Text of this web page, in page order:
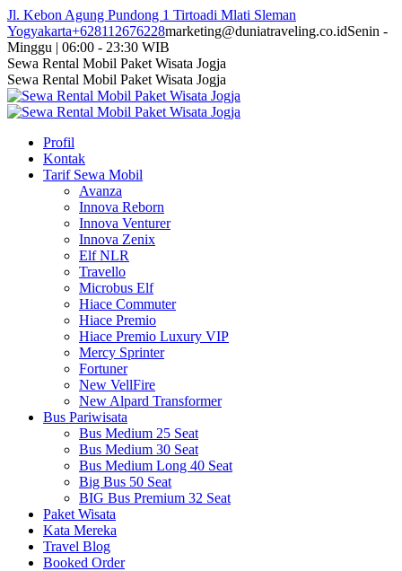
Skip
to
content
Jl. Kebon Agung Pundong 1 Tirtoadi Mlati Sleman
Yogyakarta+628112676228marketing@duniatraveling.co.idSenin -
Minggu | 06:00 - 23:30 WIB
Facebook
page
opens
in
window
Twitter
page
opens
in
window
Instagram
page
opens
in
window
YouTube
page
opens
in
window
Sewa Rental Mobil Paket Wisata Jogja
Sewa Rental Mobil Paket Wisata Jogja
Profil
Kontak
Tarif Sewa Mobil
Avanza
Innova Reborn
Innova Venturer
Innova Zenix
Elf NLR
Travello
Microbus Elf
Hiace Commuter
Hiace Premio
Hiace Premio Luxury VIP
Mercy Sprinter
Fortuner
New VellFire
New Alpard Transformer
Bus Pariwisata
Bus Medium 25 Seat
Bus Medium 30 Seat
Bus Medium Long 40 Seat
Big Bus 50 Seat
BIG Bus Premium 32 Seat
Paket Wisata
Kata Mereka
Travel Blog
Booked Order